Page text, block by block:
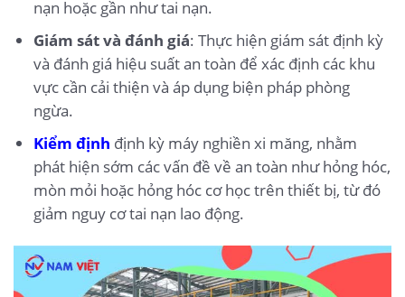
nạn hoặc gần như tai nạn.
Giám sát và đánh giá: Thực hiện giám sát định kỳ
và đánh giá hiệu suất an toàn để xác định các khu
vực cần cải thiện và áp dụng biện pháp phòng
ngừa.
Kiểm định định kỳ máy nghiền xi măng, nhằm
phát hiện sớm các vấn đề về an toàn như hỏng hóc,
mòn mỏi hoặc hỏng hóc cơ học trên thiết bị, từ đó
giảm nguy cơ tai nạn lao động.